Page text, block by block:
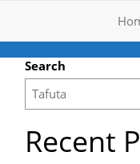
Search
Recent